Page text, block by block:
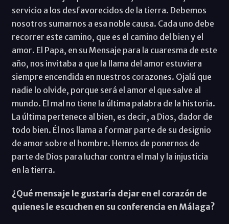
servicio a los desfavorecidos de la tierra. Debemos
nosotros sumarnos a esa noble causa. Cada uno debe
recorrer este camino, que es el camino del bien y el
amor. El Papa, en su Mensaje para la cuaresma de este
año, nos invitaba a que la llama del amor estuviera
siempre encendida en nuestros corazones. Ojalá que
nadie lo olvide, porque será el amor el que salve al
mundo. El mal no tiene la última palabra de la historia.
La última pertenece al bien, es decir, a Dios, dador de
todo bien. Él nos llama a formar parte de su designio
de amor sobre el hombre. Hemos de ponernos de
parte de Dios para luchar contra el mal y la injusticia
en la tierra.
¿Qué mensaje le gustaría dejar en el corazón de
quienes le escuchen en su conferencia en Málaga?